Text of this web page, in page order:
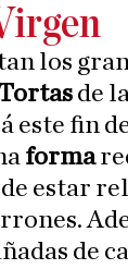
los
de
fin
forma
estar
de